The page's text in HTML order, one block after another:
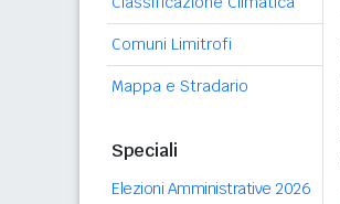
Comuni Limitrofi
Mappa e Stradario
Speciali
Elezioni Amministrative 2026